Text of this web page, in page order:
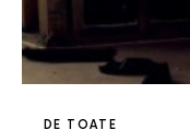
DE TOATE